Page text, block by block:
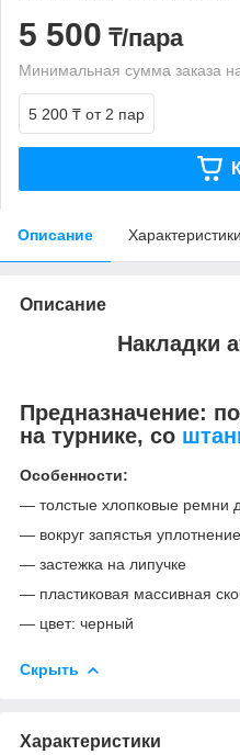
5 500 ₸/пара
Минимальная сумма заказа
5 200 ₸ от 2 пар
Описание Характеристики
Описание
Накладки
Предназначение:
на турнике, со
Особенности:
— толстые хлопковые ремни
— вокруг запястья
— застежка на липучке
— пластиковая массивная
— цвет: черный
Скрыть
Характеристики